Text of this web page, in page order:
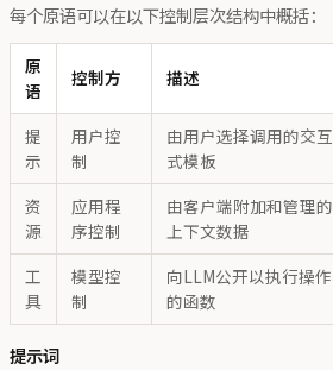
每个原语可以在以下控制层次结构中概括：
原
语
控制方 描述
提
示
用户控
制
由用户选择调用的交互
式模板
资
源
应用程
序控制
由客户端附加和管理的
上下文数据
工
具
模型控
制
向LLM公开以执行操作
的函数
提示词